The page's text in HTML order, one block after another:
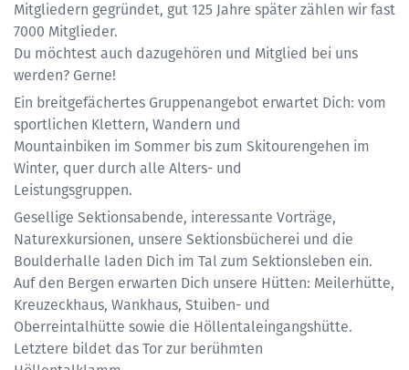
Mitgliedern gegründet, gut 125 Jahre später zählen wir fast
7000 Mitglieder.
Du möchtest auch dazugehören und Mitglied bei uns
werden? Gerne!
Ein breitgefächertes Gruppenangebot erwartet Dich: vom
sportlichen Klettern, Wandern und
Mountainbiken im Sommer bis zum Skitourengehen im
Winter, quer durch alle Alters- und
Leistungsgruppen.
Gesellige Sektionsabende, interessante Vorträge,
Naturexkursionen, unsere Sektionsbücherei und die
Boulderhalle laden Dich im Tal zum Sektionsleben ein.
Auf den Bergen erwarten Dich unsere Hütten: Meilerhütte,
Kreuzeckhaus, Wankhaus, Stuiben- und
Oberreintalhütte sowie die Höllentaleingangshütte.
Letztere bildet das Tor zur berühmten